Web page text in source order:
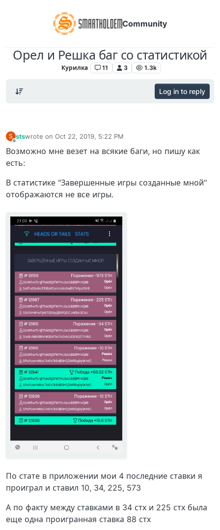
Community
Орел и Решка баг со статистикой
Курилка 11 3 1.3k
Log in to reply
S stswrote on Oct 22, 2019, 5:22 PM
last edited by
Возможно мне везет на всякие баги, но пишу как
есть:
В статистике "Завершенные игры созданные мной"
отображаются не все игры.
По стате в приложении мои 4 последние ставки я
проиграл и ставил 10, 34, 225, 573
А по факту между ставками в 34 стх и 225 стх была
еще одна проигранная ставка 88 стх